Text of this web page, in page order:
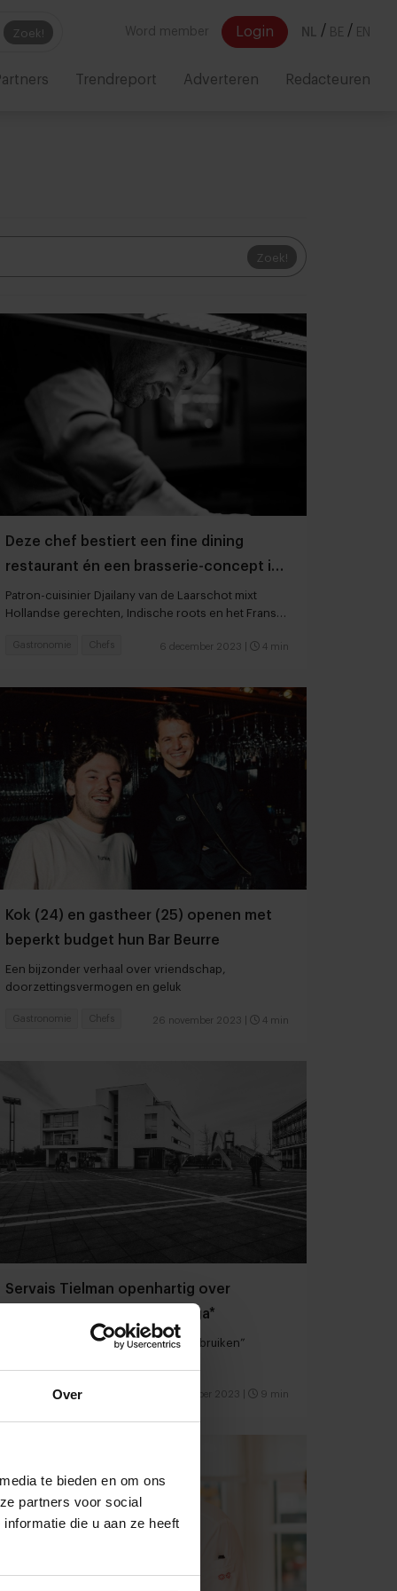
Over
te bieden en om ons
partners voor social
die u aan ze heeft
Zoek! Word member Login NL / BE / EN
Trendreport Adverteren Redacteuren
Zoek!
Deze chef bestiert een fine dining
restaurant én een brasserie-concept in
een pand
Patron-cuisinier Djailany van de Laarschot mixt
Hollandse gerechten, Indische roots en het Franse
6 december 2023 4 min
Gastronomie Chefs
Kok (24) en gastheer (25) openen met
beperkt budget hun Bar Beurre
Een bijzonder verhaal over vriendschap,
doorzettingsvermogen en geluk
26 november 2023 4 min
Gastronomie Chefs
Servais Tielman openhartig over
prachtig zorgenkindje Beluga*
“We kunnen een duwtje in de rug gebruiken”
20 november 2023 9 min
Restaurants